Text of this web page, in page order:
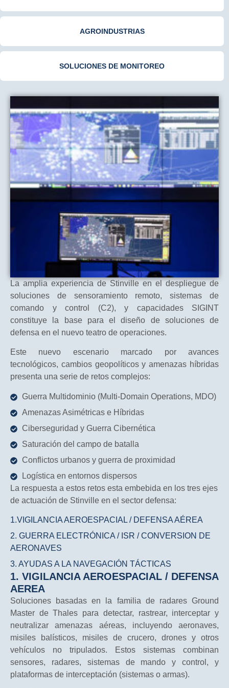
AGROINDUSTRIAS
SOLUCIONES DE MONITOREO
La amplia experiencia de Stinville en el despliegue de
soluciones de sensoramiento remoto, sistemas de
comando y control (C2), y capacidades SIGINT
constituye la base para el diseño de soluciones de
defensa en el nuevo teatro de operaciones.
Este nuevo escenario marcado por avances
tecnológicos, cambios geopolíticos y amenazas híbridas
presenta una serie de retos complejos:
Guerra Multidominio (Multi-Domain Operations, MDO)
Amenazas Asimétricas e Híbridas
Ciberseguridad y Guerra Cibernética
Saturación del campo de batalla
Conflictos urbanos y guerra de proximidad
Logística en entornos dispersos
La respuesta a estos retos esta embebida en los tres ejes
de actuación de Stinville en el sector defensa:
1.VIGILANCIA AEROESPACIAL / DEFENSA AÉREA
2. GUERRA ELECTRÓNICA / ISR / CONVERSION DE
AERONAVES
3. AYUDAS A LA NAVEGACIÓN TÁCTICAS
1. VIGILANCIA AEROESPACIAL / DEFENSA
AEREA
Soluciones basadas en la familia de radares Ground
Master de Thales para detectar, rastrear, interceptar y
neutralizar amenazas aéreas, incluyendo aeronaves,
misiles balísticos, misiles de crucero, drones y otros
vehículos no tripulados. Estos sistemas combinan
sensores, radares, sistemas de mando y control, y
plataformas de interceptación (sistemas o armas).